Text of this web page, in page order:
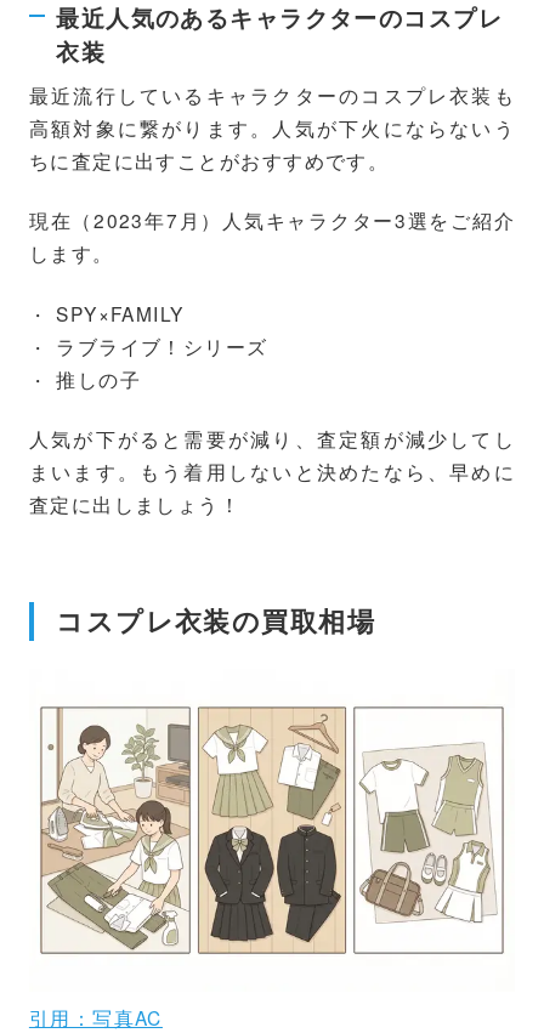
最近人気のあるキャラクターのコスプレ
衣装
最近流行しているキャラクターのコスプレ衣装も
高額対象に繋がります。人気が下火にならないう
ちに査定に出すことがおすすめです。
現在（2023年7月）人気キャラクター3選をご紹介
します。
SPY×FAMILY
ラブライブ！シリーズ
推しの子
人気が下がると需要が減り、査定額が減少してし
まいます。もう着用しないと決めたなら、早めに
査定に出しましょう！
コスプレ衣装の買取相場
引用：写真AC